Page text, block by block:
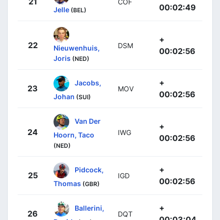
Jelle (BEL)
00:02:49
22
Nieuwenhuis,
Joris (NED)
DSM
+
00:02:56
23
Jacobs,
Johan (SUI)
MOV
+
00:02:56
24
Van Der
Hoorn, Taco
(NED)
IWG
+
00:02:56
25
Pidcock,
Thomas (GBR)
IGD
+
00:02:56
26
Ballerini,
DQT
+